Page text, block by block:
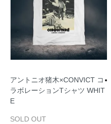
アントニオ猪木×CONVICT コ
ラボレーションTシャツ WHIT
E
SOLD OUT